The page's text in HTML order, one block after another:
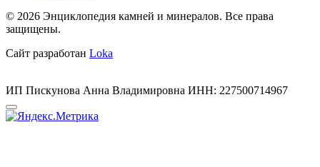
© 2026 Энциклопедия камней и минералов. Все права
защищены.
Сайт разработан Loka
ИП Пискунова Анна Владимировна ИНН: 227500714967